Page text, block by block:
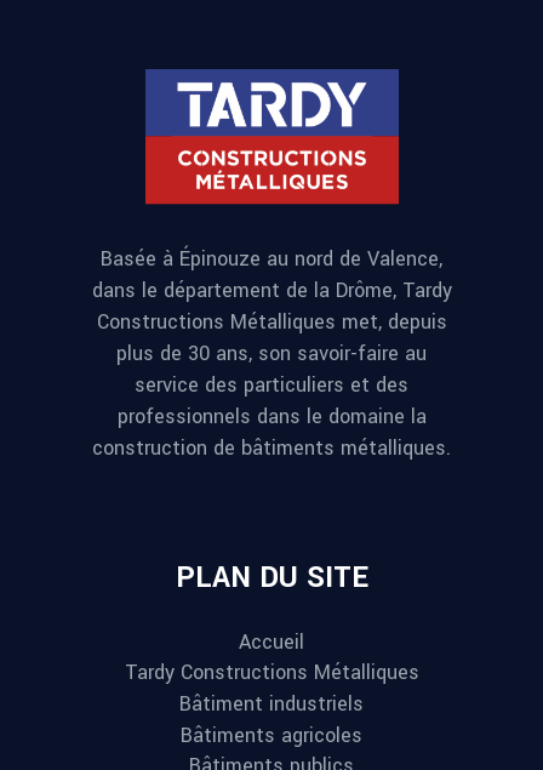
Basée à Épinouze au nord de Valence,
dans le département de la Drôme, Tardy
Constructions Métalliques met, depuis
plus de 30 ans, son savoir-faire au
service des particuliers et des
professionnels dans le domaine la
construction de bâtiments métalliques.
PLAN DU SITE
Accueil
Tardy Constructions Métalliques
Bâtiment industriels
Bâtiments agricoles